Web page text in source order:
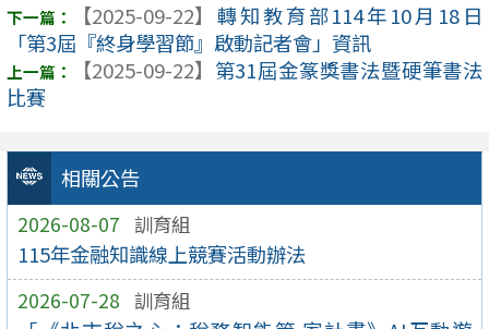
相關公告
2026-08-07 訓育組
115年金融知識線上競賽活動辦法
2026-07-28 訓育組
【2025-09-22】 轉知教育部114年10月18日
「第3屆『終身學習節』啟動記者會」資訊
【2025-09-22】 第31屆金篆獎書法暨硬筆書法
比賽